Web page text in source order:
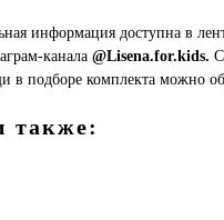
информация доступна в
канала @Lisena.for.kids.
в подборе комплекта можно
также: